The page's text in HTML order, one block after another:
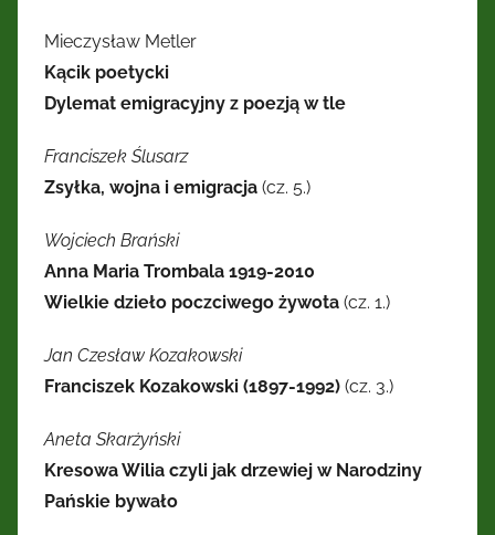
Mieczysław Metler
Kącik poetycki
Dylemat emigracyjny z poezją w tle
Franciszek Ślusarz
Zsyłka, wojna i emigracja (cz. 5.)
Wojciech Brański
Anna Maria Trombala 1919-2010
Wielkie dzieło poczciwego żywota (cz. 1.)
Jan Czesław Kozakowski
Franciszek Kozakowski (1897-1992) (cz. 3.)
Aneta Skarżyński
Kresowa Wilia czyli jak drzewiej w Narodziny
Pańskie bywało